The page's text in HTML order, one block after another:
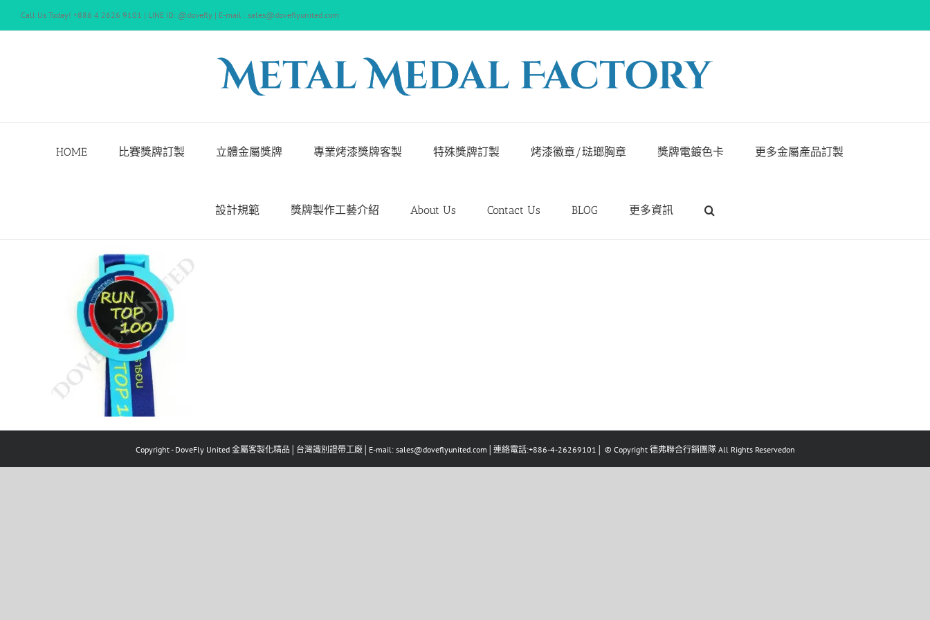
content
Call Us Today! +886 4 2626 9101 | LINE ID: @dovefly | E-mail : sales@doveflyunited.com
HOME 比賽獎牌訂製 立體金屬獎牌 專業烤漆獎牌客製 特殊獎牌訂製 烤漆徽章/琺瑯胸章 獎牌電鍍色卡 更多金屬產品訂製
設計規範 獎牌製作工藝介紹 About Us Contact Us BLOG 更多資訊
Copyright - DoveFly United 金屬客製化精品│台灣識別證帶工廠│E-mail: sales@doveflyunited.com│連絡電話:+886-4-26269101│ © Copyright 德弗聯合行銷團隊 All Rights Reservedon